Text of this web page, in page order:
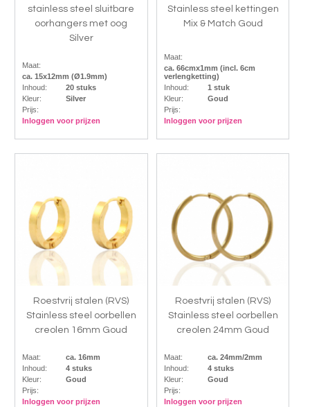
stainless steel sluitbare
oorhangers met oog
Silver
Maat:
ca. 15x12mm (Ø1.9mm)
Inhoud:
20 stuks
Kleur:
Silver
Prijs:
Inloggen voor prijzen
Stainless steel kettingen
Mix & Match Goud
Maat:
ca. 66cmx1mm (incl. 6cm
verlengketting)
Inhoud:
1 stuk
Kleur:
Goud
Prijs:
Inloggen voor prijzen
Roestvrij stalen (RVS)
Stainless steel oorbellen
creolen 16mm Goud
Maat:
ca. 16mm
Inhoud:
4 stuks
Kleur:
Goud
Prijs:
Inloggen voor prijzen
Roestvrij stalen (RVS)
Stainless steel oorbellen
creolen 24mm Goud
Maat:
ca. 24mm/2mm
Inhoud:
4 stuks
Kleur:
Goud
Prijs:
Inloggen voor prijzen